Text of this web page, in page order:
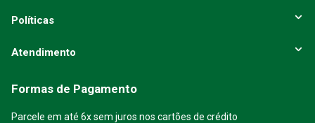
Políticas
Atendimento
Formas de Pagamento
Parcele em até 6x sem juros nos cartões de crédito